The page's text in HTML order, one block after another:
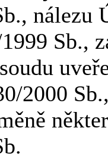
nálezu
Sb.,
2000